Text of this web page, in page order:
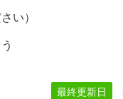
い）
最終更新日